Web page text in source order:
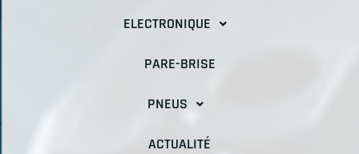
ELECTRONIQUE
PARE-BRISE
PNEUS
ACTUALITÉ